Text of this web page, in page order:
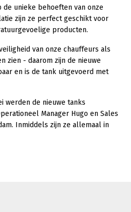
unieke behoeften van onze
zijn ze perfect geschikt voor
producten.
van onze chauffeurs als
zien - daarom zijn de nieuwe
en is de tank uitgevoerd met
werden de nieuwe tanks
Manager Hugo en Sales
Inmiddels zijn ze allemaal in